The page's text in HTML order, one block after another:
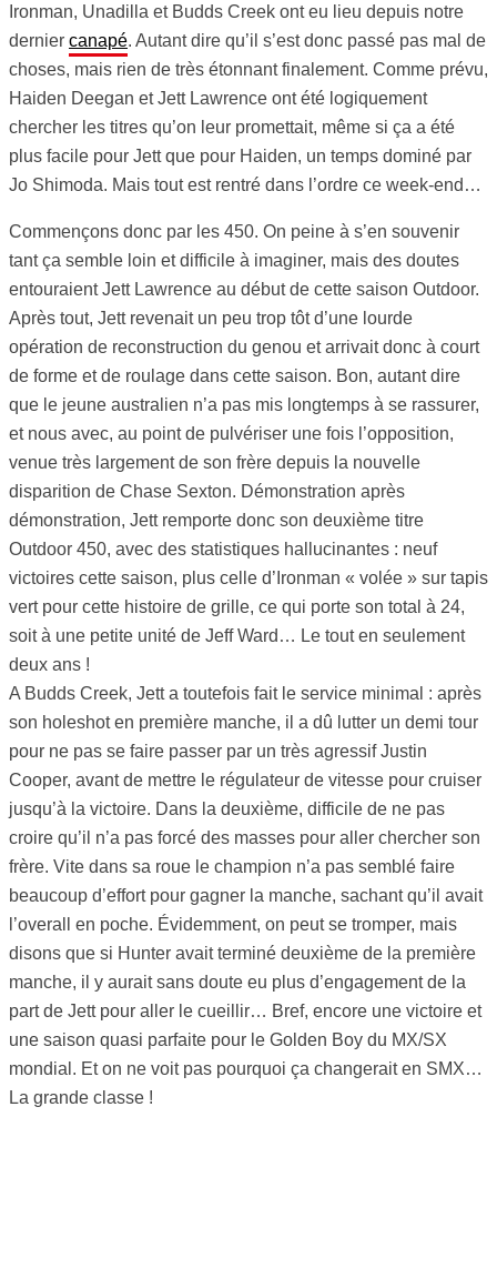
Ironman, Unadilla et Budds Creek ont eu lieu depuis notre
dernier canapé. Autant dire qu’il s’est donc passé pas mal de
choses, mais rien de très étonnant finalement. Comme prévu,
Haiden Deegan et Jett Lawrence ont été logiquement
chercher les titres qu’on leur promettait, même si ça a été
plus facile pour Jett que pour Haiden, un temps dominé par
Jo Shimoda. Mais tout est rentré dans l’ordre ce week-end…
Commençons donc par les 450. On peine à s’en souvenir
tant ça semble loin et difficile à imaginer, mais des doutes
entouraient Jett Lawrence au début de cette saison Outdoor.
Après tout, Jett revenait un peu trop tôt d’une lourde
opération de reconstruction du genou et arrivait donc à court
de forme et de roulage dans cette saison. Bon, autant dire
que le jeune australien n’a pas mis longtemps à se rassurer,
et nous avec, au point de pulvériser une fois l’opposition,
venue très largement de son frère depuis la nouvelle
disparition de Chase Sexton. Démonstration après
démonstration, Jett remporte donc son deuxième titre
Outdoor 450, avec des statistiques hallucinantes : neuf
victoires cette saison, plus celle d’Ironman « volée » sur tapis
vert pour cette histoire de grille, ce qui porte son total à 24,
soit à une petite unité de Jeff Ward… Le tout en seulement
deux ans !
A Budds Creek, Jett a toutefois fait le service minimal : après
son holeshot en première manche, il a dû lutter un demi tour
pour ne pas se faire passer par un très agressif Justin
Cooper, avant de mettre le régulateur de vitesse pour cruiser
jusqu’à la victoire. Dans la deuxième, difficile de ne pas
croire qu’il n’a pas forcé des masses pour aller chercher son
frère. Vite dans sa roue le champion n’a pas semblé faire
beaucoup d’effort pour gagner la manche, sachant qu’il avait
l’overall en poche. Évidemment, on peut se tromper, mais
disons que si Hunter avait terminé deuxième de la première
manche, il y aurait sans doute eu plus d’engagement de la
part de Jett pour aller le cueillir… Bref, encore une victoire et
une saison quasi parfaite pour le Golden Boy du MX/SX
mondial. Et on ne voit pas pourquoi ça changerait en SMX…
La grande classe !